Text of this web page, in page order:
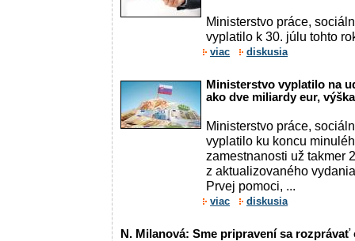
Ministerstvo práce,
vyplatilo k 30. júlu tohto
viac diskusia
Ministerstvo vyplatilo na
ako dve miliardy eur,
Ministerstvo práce,
vyplatilo ku koncu
zamestnanosti už takmer
z aktualizovaného
Prvej pomoci, ...
viac diskusia
N. Milanová: Sme pripravení sa